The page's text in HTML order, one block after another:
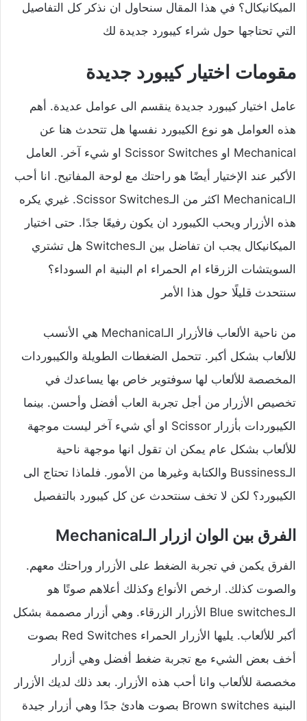
الميكانيكال؟ في هذا المقال سنحاول ان نذكر كل التفاصيل
التي تحتاجها حول شراء كيبورد جديدة لك
مقومات اختيار كيبورد جديدة
عامل اختيار كيبورد جديدة ينقسم الى عوامل عديدة. أهم
هذه العوامل هو نوع الكيبورد نفسها هل تتحدث هنا عن
Mechanical او Scissor Switches او شيء آخر. العامل
الأكبر عند الإختيار أيضًا هو راحتك مع لوحة المفاتيح. انا أحب
الـMechanical اكثر من الـScissor Switches. غيري يكره
هذه الأزرار ويحب الكيبورد ان يكون رفيعًا جدًا. حتى اختيار
الميكانيكال يجب ان تفاضل بين الـSwitches هل تشتري
السويتشات الزرقاء ام الحمراء ام البنية ام السوداء؟
سنتحدث قليلًا حول هذا الأمر
من ناحية الألعاب فالأزرار الـMechanical هي الأنسب
للألعاب بشكل أكبر. تتحمل الضغطات الطويلة والكيبوردات
المخصصة للألعاب لها سوفتوير خاص بها يساعدك في
تخصيص الأزرار من أجل تجربة العاب أفضل وأحسن. بينما
الكيبوردات بأزرار Scissor او أي شيء آخر ليست موجهة
للألعاب بشكل عام يمكن ان تقول انها موجهة ناحية
الـBussiness والكتابة وغيرها من الأمور. فلماذا تحتاج الى
الكيبورد؟ لكن لا تخف سنتحدث عن كل كيبورد بالتفصيل
الفرق بين الوان ازرار الـMechanical
الفرق يكمن في تجربة الضغط على الأزرار وراحتك معهم.
والصوت كذلك. ارخص الأنواع وكذلك أعلاهم صوتًا هو
الـBlue switches الأزرار الزرقاء. وهي أزرار مصممة بشكل
أكبر للألعاب. يليها الأزرار الحمراء Red Switches بصوت
أخف بعض الشيء مع تجربة ضغط أفضل وهي أزرار
مخصصة للألعاب وانا أحب هذه الأزرار. بعد ذلك لديك الأزرار
البنية Brown switches بصوت هادئ جدًا وهي أزرار جيدة